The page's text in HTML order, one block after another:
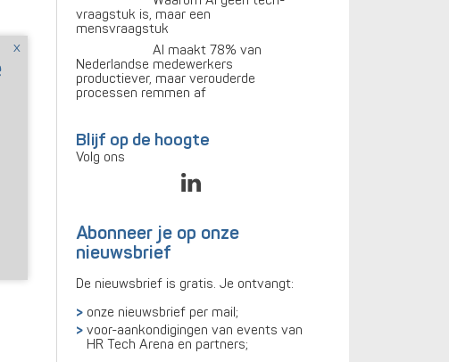
vraagstuk is, maar een
mensvraagstuk
AI maakt 78% van
Nederlandse medewerkers
productiever, maar verouderde
processen remmen af
Blijf op de hoogte
Volg ons
Abonneer je op onze
nieuwsbrief
De nieuwsbrief is gratis. Je ontvangt:
onze nieuwsbrief per mail;
voor-aankondigingen van events van
HR Tech Arena en partners;